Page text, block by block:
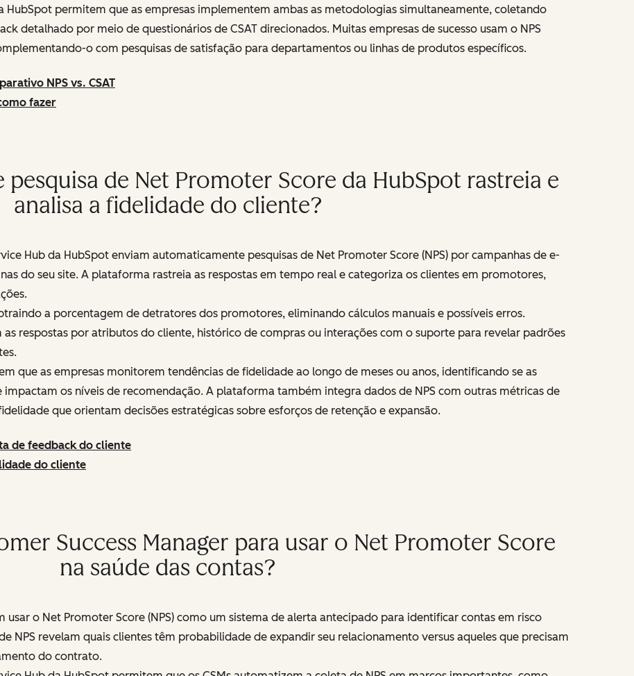
HubSpot permitem que as empresas implementem ambas as metodologias simultaneamente, coletando
detalhado por meio de questionários de CSAT direcionados. Muitas empresas de sucesso usam o NPS
o com pesquisas de satisfação para departamentos ou linhas de produtos específicos.
NPS vs. CSAT
fazer
de Net Promoter Score da HubSpot rastreia e
analisa a fidelidade do cliente?
Hub da HubSpot enviam automaticamente pesquisas de Net Promoter Score (NPS) por campanhas de e-
do seu site. A plataforma rastreia as respostas em tempo real e categoriza os clientes em promotores,
a porcentagem de detratores dos promotores, eliminando cálculos manuais e possíveis erros.
respostas por atributos do cliente, histórico de compras ou interações com o suporte para revelar padrões
que as empresas monitorem tendências de fidelidade ao longo de meses ou anos, identificando se as
os níveis de recomendação. A plataforma também integra dados de NPS com outras métricas de
que orientam decisões estratégicas sobre esforços de retenção e expansão.
de feedback do cliente
do cliente
Success Manager para usar o Net Promoter Score
na saúde das contas?
usar o Net Promoter Score (NPS) como um sistema de alerta antecipado para identificar contas em risco
NPS revelam quais clientes têm probabilidade de expandir seu relacionamento versus aqueles que precisam
do contrato.